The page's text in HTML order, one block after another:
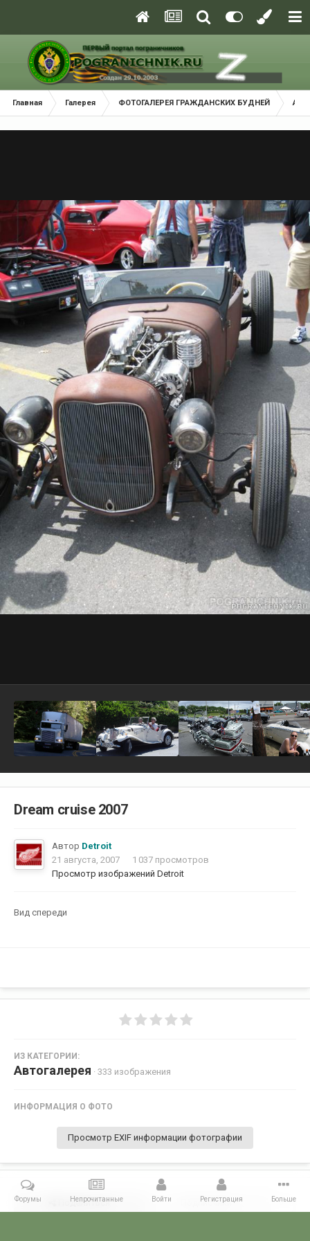
Главная Галерея ФОТОГАЛЕРЕЯ ГРАЖДАНСКИХ БУДНЕЙ
Dream cruise 2007
Автор Detroit
21 августа, 2007
1 037 просмотров
Просмотр изображений Detroit
Вид спереди
ИЗ КАТЕГОРИИ:
Автогалерея · 333 изображения
ИНФОРМАЦИЯ О ФОТО
Просмотр EXIF информации фотографии
Поделиться Подписчики 0
Форумы Непрочитанные Войти Регистрация Больше